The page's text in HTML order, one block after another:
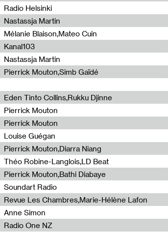
Radio Helsinki
Nastassja Martin
Mélanie Blaison,Mateo Cuin
Kanal103
Nastassja Martin
Pierrick Mouton,Simb Gaïdé
Eden Tinto Collins,Rukku Djinne
Pierrick Mouton
Pierrick Mouton
Louise Guégan
Pierrick Mouton,Diarra Niang
Théo Robine-Langlois,LD Beat
Pierrick Mouton,Bathi Diabaye
Soundart Radio
Revue Les Chambres,Marie-Hélène Lafon
Anne Simon
Radio One NZ